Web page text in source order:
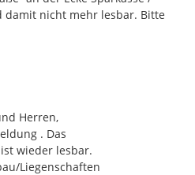
damit nicht mehr lesbar. Bitte
Herren,
. Das
wieder lesbar.
Liegenschaften